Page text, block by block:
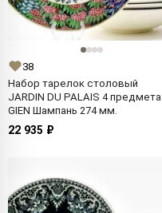
38
Набор тарелок столовый
JARDIN DU PALAIS 4 предмета
GIEN Шампань 274 мм.
22 935 ₽